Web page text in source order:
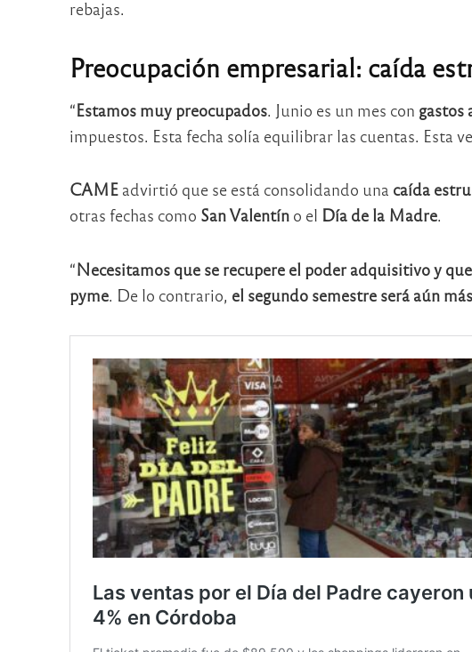
rebajas.
Preocupación empresarial: caída
“Estamos muy preocupados. Junio es un mes con gastos
impuestos. Esta fecha solía equilibrar las cuentas. Esta
CAMEadvirtió que se está consolidando una caída
otras fechas como San Valentíno el Día de la Madre.
“Necesitamos que se recupere el poder adquisitivo y
pyme. De lo contrario, el segundo semestre será aún